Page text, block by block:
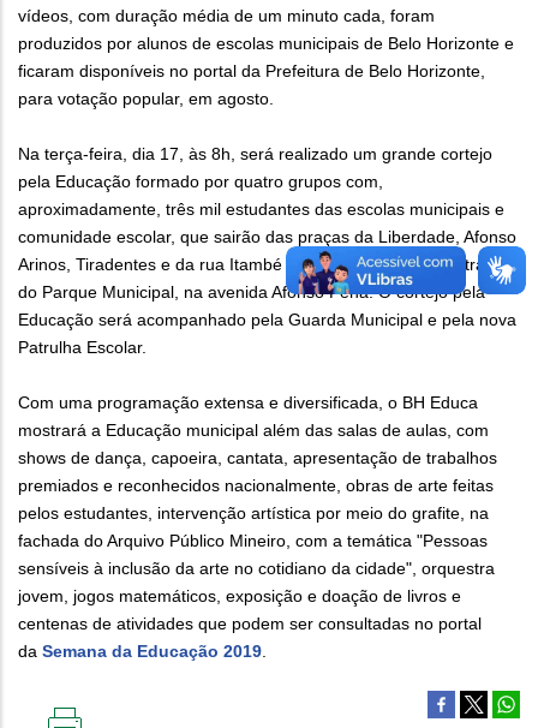
vídeos, com duração média de um minuto cada, foram
produzidos por alunos de escolas municipais de Belo Horizonte e
ficaram disponíveis no portal da Prefeitura de Belo Horizonte,
para votação popular, em agosto.
Na terça-feira, dia 17, às 8h, será realizado um grande cortejo
pela Educação formado por quatro grupos com,
aproximadamente, três mil estudantes das escolas municipais e
comunidade escolar, que sairão das praças da Liberdade, Afonso
Arinos, Tiradentes e da rua Itambé e se encontrarão na entrada
do Parque Municipal, na avenida Afonso Pena. O cortejo pela
Educação será acompanhado pela Guarda Municipal e pela nova
Patrulha Escolar.
Com uma programação extensa e diversificada, o BH Educa
mostrará a Educação municipal além das salas de aulas, com
shows de dança, capoeira, cantata, apresentação de trabalhos
premiados e reconhecidos nacionalmente, obras de arte feitas
pelos estudantes, intervenção artística por meio do grafite, na
fachada do Arquivo Público Mineiro, com a temática "Pessoas
sensíveis à inclusão da arte no cotidiano da cidade", orquestra
jovem, jogos matemáticos, exposição e doação de livros e
centenas de atividades que podem ser consultadas no portal
da Semana da Educação 2019.